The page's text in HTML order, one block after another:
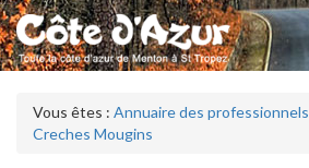
Vous êtes : Annuaire des professionnels
Creches Mougins